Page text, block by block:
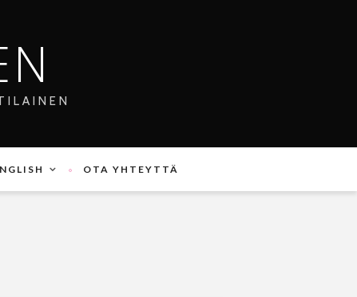
OTA YHTEYTTÄ